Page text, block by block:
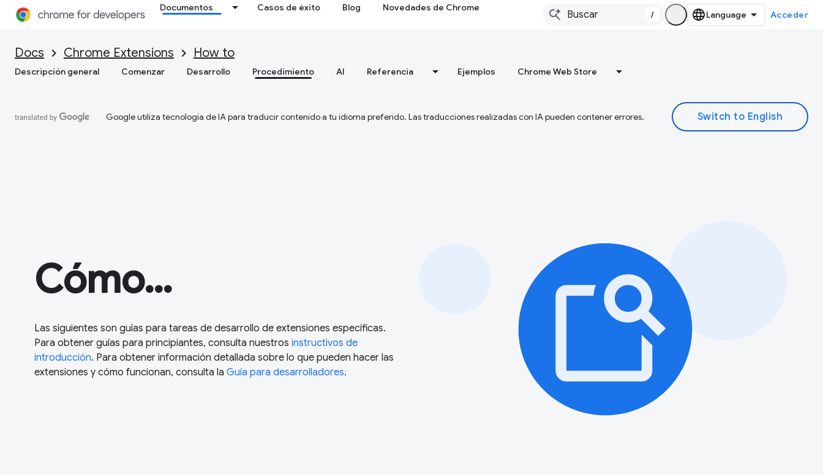
Documentos Casos de éxito Blog Novedades de Chrome
/ Acceder
Docs Chrome Extensions How to
Descripción general Comenzar Desarrollo Procedimiento AI Referencia Ejemplos Chrome Web Store
Google utiliza tecnología de IA para traducir contenido a tu idioma preferido. Las traducciones realizadas con IA pueden contener errores.
Cómo…
Las siguientes son guías para tareas de desarrollo de extensiones específicas.
Para obtener guías para principiantes, consulta nuestros instructivos de
introducción. Para obtener información detallada sobre lo que pueden hacer las
extensiones y cómo funcionan, consulta la Guía para desarrolladores.